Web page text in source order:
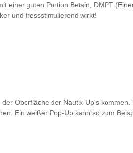
einer guten Portion Betain, DMPT
und fressstimulierend wirkt!
Oberfläche der Nautik-Up's
Ein weißer Pop-Up kann so zum